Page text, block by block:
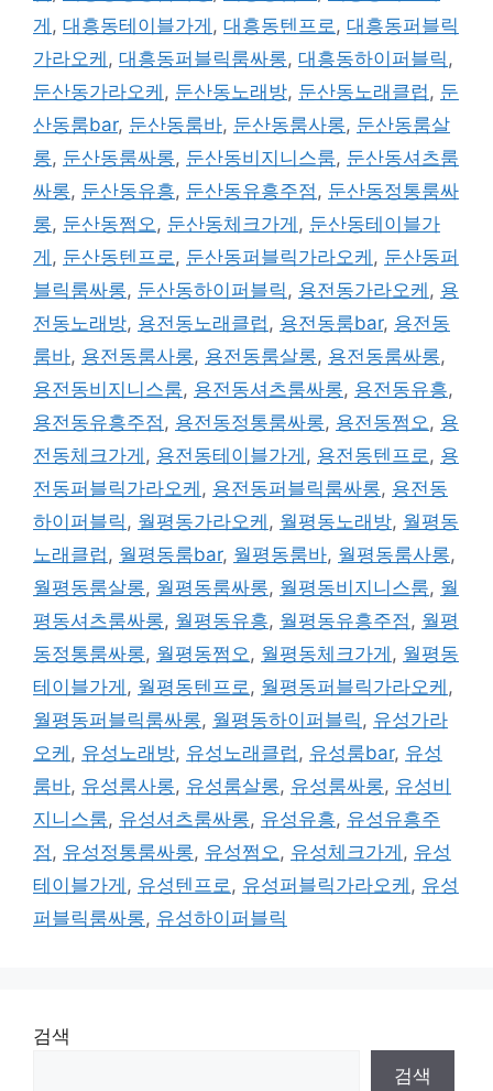
게 , 대흥동테이블가게 , 대흥동텐프로, 대흥동퍼블릭
가라오케 , 대흥동퍼블릭룸싸롱, 대흥동하이퍼블릭,
둔산동가라오케 , 둔산동노래방, 둔산동노래클럽, 둔
산동룸bar, 둔산동룸바, 둔산동룸사롱, 둔산동룸살
롱, 둔산동룸싸롱, 둔산동비지니스룸, 둔산동셔츠룸
싸롱, 둔산동유흥, 둔산동유흥주점, 둔산동정통룸싸
롱, 둔산동쩜오, 둔산동체크가게 , 둔산동테이블가
게 , 둔산동텐프로, 둔산동퍼블릭가라오케 , 둔산동퍼
블릭룸싸롱, 둔산동하이퍼블릭, 용전동가라오케 , 용
전동노래방, 용전동노래클럽, 용전동룸bar, 용전동
룸바, 용전동룸사롱, 용전동룸살롱, 용전동룸싸롱,
용전동비지니스룸, 용전동셔츠룸싸롱, 용전동유흥,
용전동유흥주점, 용전동정통룸싸롱, 용전동쩜오, 용
전동체크가게 , 용전동테이블가게 , 용전동텐프로, 용
전동퍼블릭가라오케 , 용전동퍼블릭룸싸롱, 용전동
하이퍼블릭, 월평동가라오케 , 월평동노래방, 월평동
노래클럽, 월평동룸bar, 월평동룸바, 월평동룸사롱,
월평동룸살롱, 월평동룸싸롱, 월평동비지니스룸, 월
평동셔츠룸싸롱, 월평동유흥, 월평동유흥주점, 월평
동정통룸싸롱, 월평동쩜오, 월평동체크가게 , 월평동
테이블가게 , 월평동텐프로, 월평동퍼블릭가라오케 ,
월평동퍼블릭룸싸롱, 월평동하이퍼블릭, 유성가라
오케 , 유성노래방, 유성노래클럽, 유성룸bar, 유성
룸바, 유성룸사롱, 유성룸살롱, 유성룸싸롱, 유성비
지니스룸, 유성셔츠룸싸롱, 유성유흥, 유성유흥주
점, 유성정통룸싸롱, 유성쩜오, 유성체크가게 , 유성
테이블가게 , 유성텐프로, 유성퍼블릭가라오케 , 유성
퍼블릭룸싸롱, 유성하이퍼블릭
검색
검색